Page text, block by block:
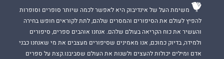
משימת העל של אינדיבוק היא לאפשר לכמה שיותר סופרים וסופרות
להפיץ לעולם את הסיפורים והמסרים שלהם, לתת לקוראים חופש בחירה
והעשיר את כוח הקריאה בעולם שלהם. אנחנו אוהבים ספרים, סיפורים
ולמידה, בדיוק כמוכם, אנו מאמינים שסיפורים מעצבים את מי שאנחנו כבני
אדם ומילים יכולות להעצים ולשנות את העולם שסביבנו.קצת על ספרים